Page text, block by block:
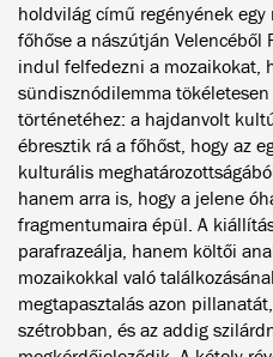
holdvilág című regényének
főhőse a nászútján Velencéből
indul felfedezni a mozaikokat,
sündisznódilemma
történetéhez: a hajdanvolt
ébresztik rá a főhőst, hogy az
kulturális
hanem arra is, hogy a jelene
fragmentumaira épül. A
parafrazeálja, hanem költői
mozaikokkal való
megtapasztalás azon
szétrobban, és az addig